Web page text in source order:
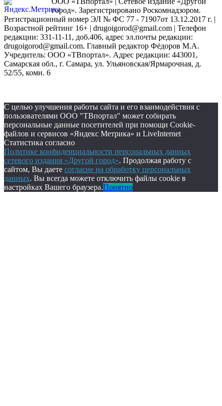
город». Зарегистрировано Роскомнадзором.
Регистрационный номер ЭЛ № ФС 77 - 71907от 13.12.2017 г. |
Возрастной рейтинг 16+ | drugoigorod@gmail.com | Телефон
редакции: 331-11-11, доб.406, адрес эл.почты редакции:
drugoigorod@gmail.com. Главный редактор Фёдоров М.А.
Учредитель: ООО «ТВпортал». Адрес редакции: 443001,
Самарская обл., г. Самара, ул. Ульяновская/Ярмарочная, д.
52/55, комн. 6
С целью улучшения работы сайта и его взаимодействия с
пользователями ООО "ТВпортал" может собирать
персональные данные посетителей при помощи Cookie-
файлов и сервисов «Яндекс Метрика» и LiveInternet
Статистика согласно
Политике конфиденциальности персональных данных
сетевого издания «Другой город». Продолжая работу с
сайтом, Вы даете согласие на обработку персональных
данных. Вы всегда можете отключить файлы cookie в
настройках Вашего браузера.Понятно